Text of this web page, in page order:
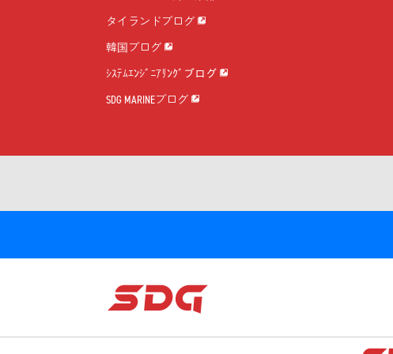
タイランドブログ
韓国ブログ
ｼｽﾃﾑｴﾝｼﾞﾆｱﾘﾝｸﾞブログ
SDG MARINEブログ